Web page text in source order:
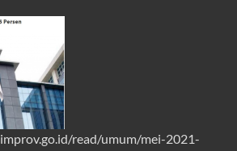
read/umum/mei-2021-